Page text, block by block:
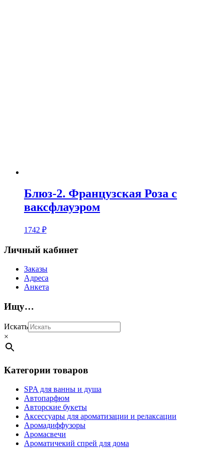
Блюз-2. Французская Роза с
ваксфлауэром
1742 ₽
Личный кабинет
Заказы
Адреса
Анкета
Ищу…
Искать
×
Категории товаров
SPA для ванны и душа
Автопарфюм
Авторские букеты
Аксессуары для ароматизации и релаксации
Аромадиффузоры
Аромасвечи
Ароматичекий спрей для дома